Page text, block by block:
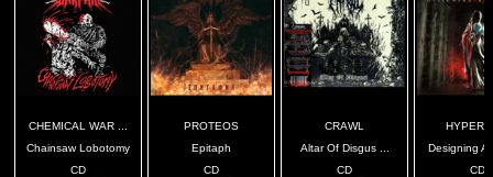
CHEMICAL WAR ...
Chainsaw Lobotomy
CD
PROTEOS
Epitaph
CD
CRAWL
Altar Of Disgus ...
CD
Designing
CD